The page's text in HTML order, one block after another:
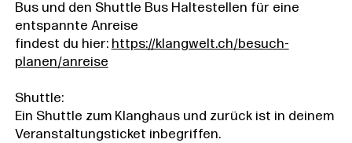
Bus und den Shuttle Bus Haltestellen für eine
entspannte Anreise
findest du hier: https://klangwelt.ch/besuch-
planen/anreise
Shuttle:
Ein Shuttle zum Klanghaus und zurück ist in deinem
Veranstaltungsticket inbegriffen.